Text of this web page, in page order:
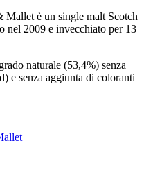
Mallet è un single malt Scotch
nel 2009 e invecchiato per 13
naturale (53,4%) senza
e senza aggiunta di coloranti